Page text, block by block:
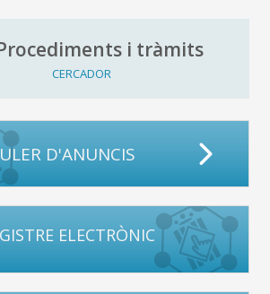
i tràmits
CERCADOR
D'ANUNCIS
ELECTRÒNIC